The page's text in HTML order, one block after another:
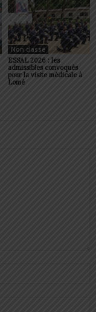
Non classé
ESSAL 2026 : les
admissibles convoqués
pour la visite médicale à
Lomé